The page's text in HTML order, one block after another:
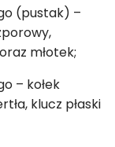
(pustak) –
młotek;
– kołek
klucz płaski